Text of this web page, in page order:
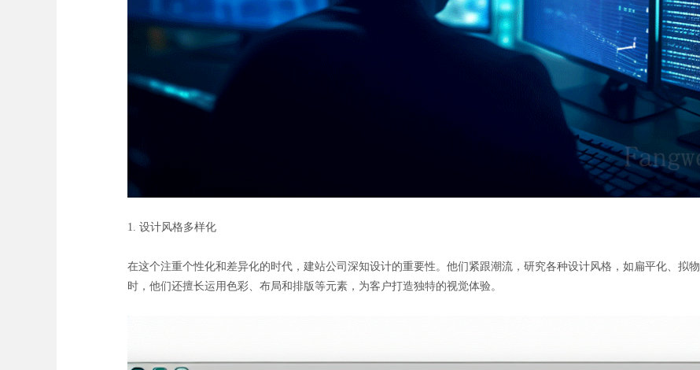
1. 设计风格多样化
在这个注重个性化和差异化的时代，建站公司深知设计的重要性。他们紧跟潮流，研究各种设计风格，如扁平化、拟
时，他们还擅长运用色彩、布局和排版等元素，为客户打造独特的视觉体验。